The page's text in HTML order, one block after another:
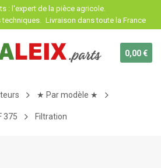
: l'expert de la pièce agricole.
techniques. Livraison dans toute la France
0,00 €
★ Par modèle ★
375 Filtration